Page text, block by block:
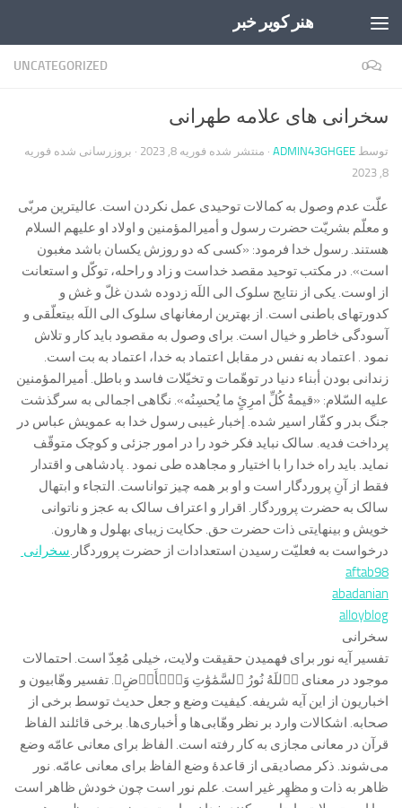
هنر کویر خبر
UNCATEGORIZED 0
سخرانی های علامه طهرانی
توسط ADMIN43GHGEE · منتشر شده فوریه 8, 2023 · بروزرسانی شده فوریه
8, 2023
علّت عدم وصول به کمالات توحیدی عمل نکردن است. عالی‏ترین مربّی
و معلّم بشریّت حضرت رسول و أمیرالمؤمنین و اولاد او علیهم السلام
هستند. رسول خدا فرمود: «کسی که دو روزش یکسان باشد مغبون
است». در مکتب توحید مقصد خداست و زاد و راحله، توکّل و استعانت
از اوست. یکی از نتایج سلوک الی اللَه زدوده شدن غلّ و غش و
کدورت‏های باطنی است. از بهترین ارمغان‏های سلوک الی اللَه بی‏تعلّقی و
آسودگی خاطر و خیال است. برای وصول به مقصود باید کار و تلاش
نمود . اعتماد به نفس در مقابل اعتماد به خدا، اعتماد به بت است.
زندانی بودن أبناء دنیا در توهّمات و تخیّلات فاسد و باطل. أمیرالمؤمنین
علیه السّلام: «قیمةُ کُلِّ امرِئٍ ما یُحسِنُه». نگاهی اجمالی به سرگذشت
جنگ بدر و کفّار اسیر شده. إخبار غیبی رسول خدا به عمویش عباس در
پرداخت فدیه. سالک نباید فکر خود را در امور جزئی و کوچک متوقّف
نماید. باید راه خدا را با اختیار و مجاهده طی نمود . پادشاهی و اقتدار
فقط از آنِ پروردگار است و او بر همه چیز تواناست. التجاء و ابتهال
سالک به حضرت پروردگار. اقرار و اعتراف سالک به عجز و ناتوانی
خویش و بی‏نهایتی ذات حضرت حق. حکایت زیبای بهلول و هارون.
درخواست به فعلیّت رسیدن استعدادات از حضرت پروردگار.سخرانی
aftab98
abadanian
alloyblog
سخرانی
تفسیر آیه نور برای فهمیدن حقیقت ولایت، خیلی مُعِدّ است. احتمالات
موجود در معنای ﴿ٱللَهُ نُورُ ٱلسَّمَٰوَٰتِ وَٱلۡأَرۡضِ﴾. تفسیر وهّابیون و
اخباریون از این آیه شریفه. کیفیت وضع و جعل حدیث توسط برخی از
صحابه. اشکالات وارد بر نظر وهّابی‌ها و أخباری‌ها. برخی قائلند الفاظ
قرآن در معانی مجازی به کار رفته است. الفاظ برای معانی عامّه وضع
می‌شوند. ذکر مصادیقی از قاعدۀ وضع الفاظ برای معانی عامّه. نور
ظاهر به ذات و مظهِر غیر است. علم نور است چون خودش ظاهر است